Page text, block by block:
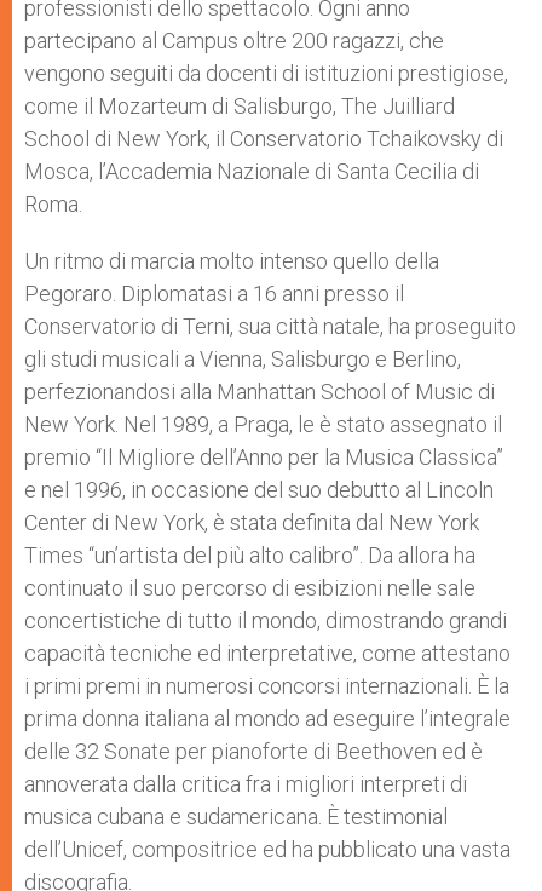
professionisti dello spettacolo. Ogni anno
partecipano al Campus oltre 200 ragazzi, che
vengono seguiti da docenti di istituzioni prestigiose,
come il Mozarteum di Salisburgo, The Juilliard
School di New York, il Conservatorio Tchaikovsky di
Mosca, l’Accademia Nazionale di Santa Cecilia di
Roma.
Un ritmo di marcia molto intenso quello della
Pegoraro. Diplomatasi a 16 anni presso il
Conservatorio di Terni, sua città natale, ha proseguito
gli studi musicali a Vienna, Salisburgo e Berlino,
perfezionandosi alla Manhattan School of Music di
New York. Nel 1989, a Praga, le è stato assegnato il
premio “Il Migliore dell’Anno per la Musica Classica”
e nel 1996, in occasione del suo debutto al Lincoln
Center di New York, è stata definita dal New York
Times “un’artista del più alto calibro”. Da allora ha
continuato il suo percorso di esibizioni nelle sale
concertistiche di tutto il mondo, dimostrando grandi
capacità tecniche ed interpretative, come attestano
i primi premi in numerosi concorsi internazionali. È la
prima donna italiana al mondo ad eseguire l’integrale
delle 32 Sonate per pianoforte di Beethoven ed è
annoverata dalla critica fra i migliori interpreti di
musica cubana e sudamericana. È testimonial
dell’Unicef, compositrice ed ha pubblicato una vasta
discografia.